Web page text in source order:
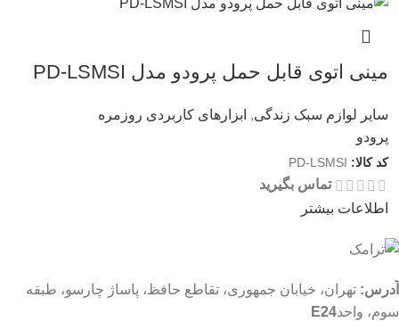
مینی اتوی قابل حمل پرودو مدل PD-LSMSI
سایر لوازم سبک زندگی, ابزارهای کاربردی روزمره
پرودو
کد کالا: PD-LSMSI
تماس بگیرید
اطلاعات بیشتر
آدرس: تهران، خیابان جمهوری، تقاطع حافظ، پاساژ چارسو، طبقه
سوم، واحدE24